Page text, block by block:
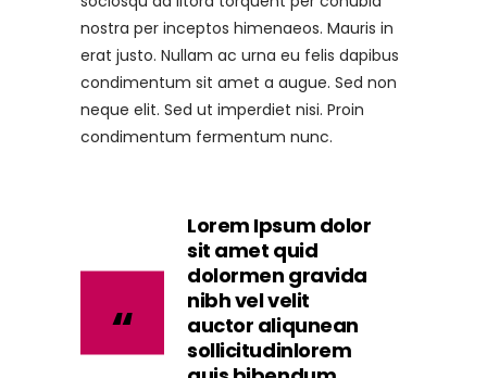
nostra per inceptos himenaeos. Mauris in
erat justo. Nullam ac urna eu felis dapibus
condimentum sit amet a augue. Sed non
neque elit. Sed ut imperdiet nisi. Proin
condimentum fermentum nunc.
Lorem Ipsum dolor
sit amet quid
dolormen gravida
nibh vel velit
auctor aliqunean
sollicitudinlorem